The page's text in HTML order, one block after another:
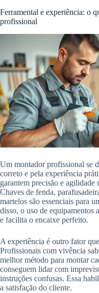
Ferramental e experiência: o
profissional
Um montador profissional se
correto e pela experiência
garantem precisão e agilidade
Chaves de fenda,
martelos são essenciais para
disso, o uso de equipamentos
e facilita o encaixe perfeito.
A experiência é outro fator
Profissionais com vivência
melhor método para montar
conseguem lidar com
instruções confusas. Essa
a satisfação do cliente.